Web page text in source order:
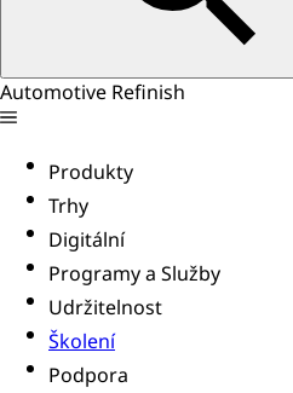
Automotive Refinish
Produkty
Trhy
Digitální
Programy a Služby
Udržitelnost
Školení
Podpora